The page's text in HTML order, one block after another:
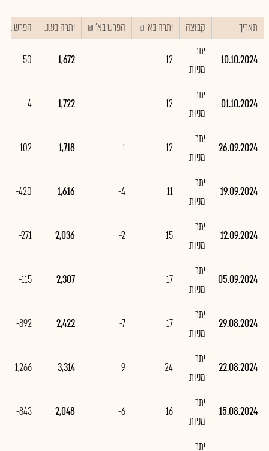
תאריך קבוצה יתרה בא' ₪ הפרש בא' ₪ יתרה בע.נ. הפרש
10.10.2024
יתר
מניות
12
1,672
-50
01.10.2024
יתר
מניות
12
1,722
4
26.09.2024
יתר
מניות
12
1
1,718
102
19.09.2024
יתר
מניות
11
-4
1,616
-420
12.09.2024
יתר
מניות
15
-2
2,036
-271
05.09.2024
יתר
מניות
17
2,307
-115
29.08.2024
יתר
מניות
17
-7
2,422
-892
22.08.2024
יתר
מניות
24
9
3,314
1,266
15.08.2024
יתר
מניות
16
-6
2,048
-843
יתר